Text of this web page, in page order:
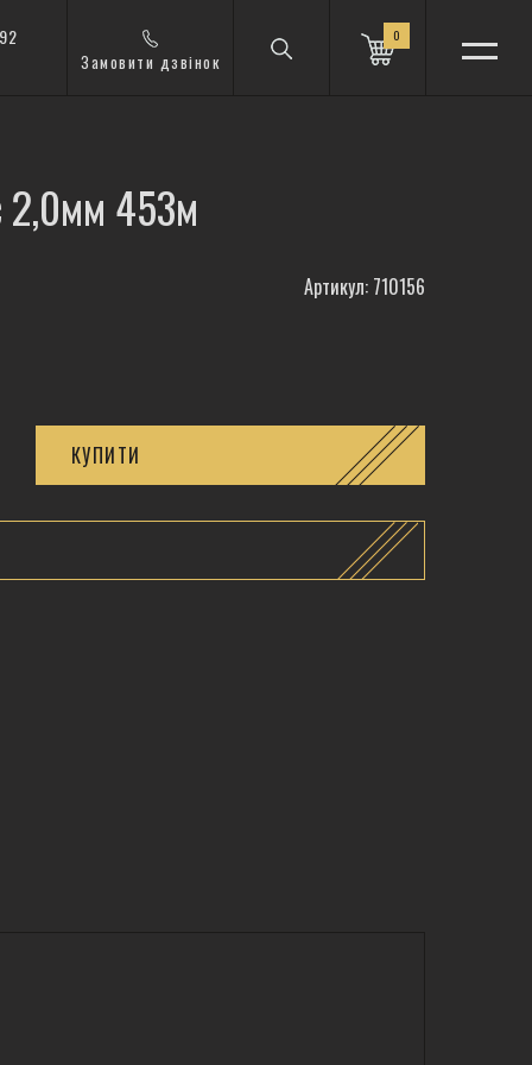
Замовити дзвінок
0
453м
Артикул: 710156
КУПИТИ